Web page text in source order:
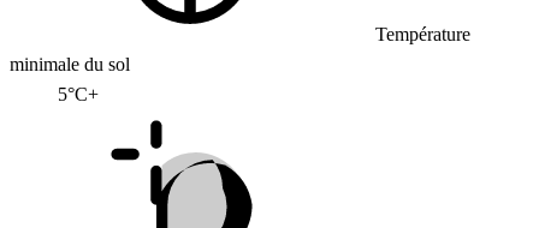
Température
minimale du sol
5°C+